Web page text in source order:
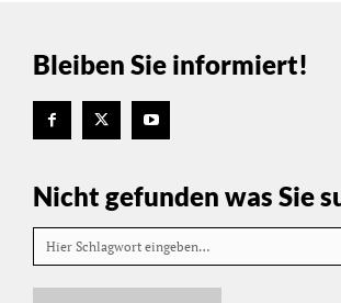
Bleiben Sie informiert!
Nicht gefunden was Sie
Hier Schlagwort eingeben…